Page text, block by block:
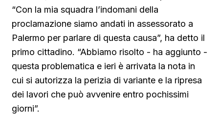
“Con la mia squadra l’indomani della
proclamazione siamo andati in assessorato a
Palermo per parlare di questa causa”, ha detto il
primo cittadino. “Abbiamo risolto - ha aggiunto -
questa problematica e ieri è arrivata la nota in
cui si autorizza la perizia di variante e la ripresa
dei lavori che può avvenire entro pochissimi
giorni”.